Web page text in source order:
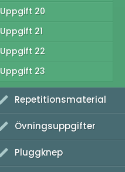
Uppgift 20
Uppgift 21
Uppgift 22
Uppgift 23
Repetitionsmaterial
Övningsuppgifter
Pluggknep